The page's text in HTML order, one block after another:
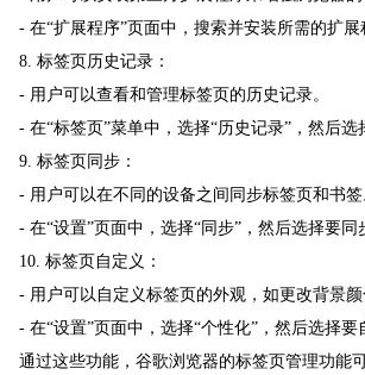
- 在“扩展程序”页面中，搜索并安装所需的扩展
8. 标签页历史记录：
- 用户可以查看和管理标签页的历史记录。
- 在“标签页”菜单中，选择“历史记录”，然后选
9. 标签页同步：
- 用户可以在不同的设备之间同步标签页和书签
- 在“设置”页面中，选择“同步”，然后选择要同
10. 标签页自定义：
- 用户可以自定义标签页的外观，如更改背景颜
- 在“设置”页面中，选择“个性化”，然后选择要
通过这些功能，谷歌浏览器的标签页管理功能